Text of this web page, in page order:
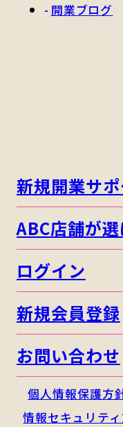
開業ブログ
新規開業サ
ABC店舗が
ログイン
新規会員登録
お問い合わせ
個人情報保護方
情報セキュリテ